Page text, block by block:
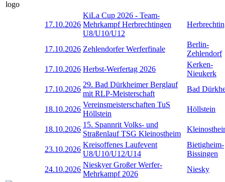
17.10.2026
KiLa Cup 2026 - Team-
Mehrkampf Herbrechtingen
U8/U10/U12
17.10.2026 Zehlendorfer Werferfinale
Berlin-
Zehlendorf
17.10.2026 Herbst-Werfertag 2026
Kerken-
Nieukerk
17.10.2026
29. Bad Dürkheimer Berglauf
mit RLP-Meisterschaft
Bad
18.10.2026
Vereinsmeisterschaften TuS
Höllstein
Höllstein
18.10.2026
15. Spannrit Volks- und
Straßenlauf TSG Kleinostheim
23.10.2026
Kreisoffenes Laufevent
U8/U10/U12/U14
Bietigheim-
Bissingen
24.10.2026
Nieskyer Großer Werfer-
Mehrkampf 2026
Niesky